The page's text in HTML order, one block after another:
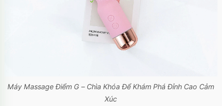
70.000₫
Ốp lưng MagSafe iPhone 17 Clear Case trong
Máy Massage Điểm G – Chìa Khóa Để Khám Phá Đỉnh Cao Cảm
Xúc